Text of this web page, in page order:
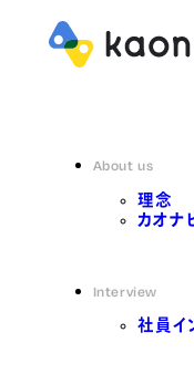
About us
理念
カオナ
Interview
社員イ